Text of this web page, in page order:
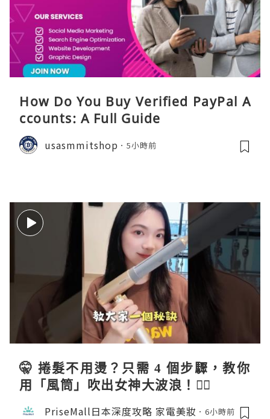
How Do You Buy Verified PayPal A
ccounts: A Full Guide
usasmmitshop 5小時前
🤫 捲髮不用燙？只需 4 個步驟，教你
用「風筒」吹出女神大波浪！💇‍♀️
PriseMall日本深度攻略 家電美妝 6小時前